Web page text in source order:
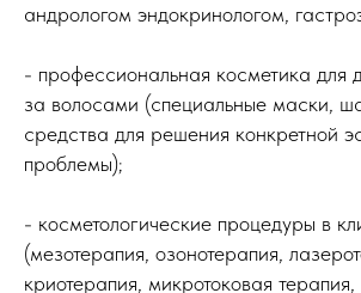
андрологом эндокринологом,
- профессиональная косметика для
за волосами (специальные маски,
средства для решения конкретной
проблемы);
- косметологические процедуры в
(мезотерапия, озонотерапия,
криотерапия, микротоковая